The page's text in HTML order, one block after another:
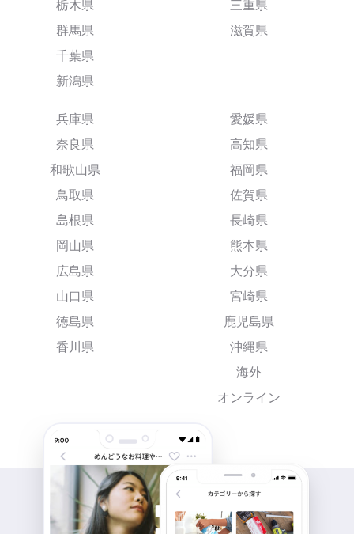
栃木県
群馬県
千葉県
新潟県
三重県
滋賀県
兵庫県
奈良県
和歌山県
鳥取県
島根県
岡山県
広島県
山口県
徳島県
香川県
愛媛県
高知県
福岡県
佐賀県
長崎県
熊本県
大分県
宮崎県
鹿児島県
沖縄県
海外
オンライン